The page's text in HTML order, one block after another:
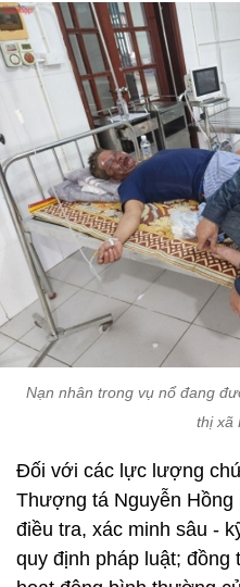
Nạn nhân trong vụ nổ đang
thị xã
Đối với các lực lượng
Thượng tá Nguyễn Hồng
điều tra, xác minh sâu -
quy định pháp luật;